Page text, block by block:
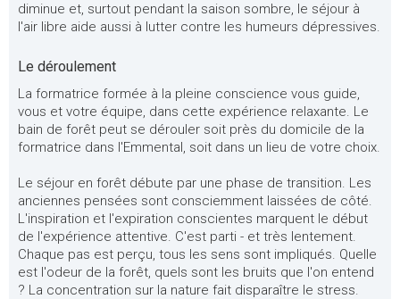
diminue et, surtout pendant la saison sombre, le séjour à
l'air libre aide aussi à lutter contre les humeurs dépressives.
Le déroulement
La formatrice formée à la pleine conscience vous guide,
vous et votre équipe, dans cette expérience relaxante. Le
bain de forêt peut se dérouler soit près du domicile de la
formatrice dans l'Emmental, soit dans un lieu de votre choix.
Le séjour en forêt débute par une phase de transition. Les
anciennes pensées sont consciemment laissées de côté.
L'inspiration et l'expiration conscientes marquent le début
de l'expérience attentive. C'est parti - et très lentement.
Chaque pas est perçu, tous les sens sont impliqués. Quelle
est l'odeur de la forêt, quels sont les bruits que l'on entend
? La concentration sur la nature fait disparaître le stress.